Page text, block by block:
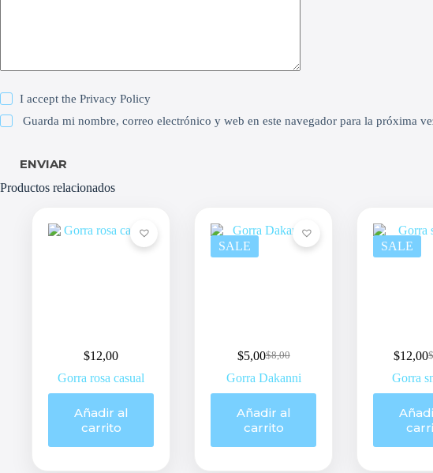
I accept thePrivacy Policy
Guarda mi nombre, correo electrónico y web en este navegador para la próxima
ENVIAR
Productos relacionados
$12,00
Gorra rosa casual
Añadir al
carrito
SALE
$8,00
Original
price
$5,00Current
price
Gorra Dakanni
Añadir al
carrito
SALE
$12,00
Gorra